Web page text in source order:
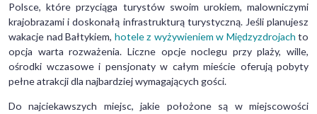
Polsce, które przyciąga turystów swoim urokiem, malowniczymi
krajobrazami i doskonałą infrastrukturą turystyczną. Jeśli planujesz
wakacje nad Bałtykiem, hotele z wyżywieniem w Międzyzdrojach to
opcja warta rozważenia. Liczne opcje noclegu przy plaży, wille,
ośrodki wczasowe i pensjonaty w całym mieście oferują pobyty
pełne atrakcji dla najbardziej wymagających gości.
Do najciekawszych miejsc, jakie położone są w miejscowości